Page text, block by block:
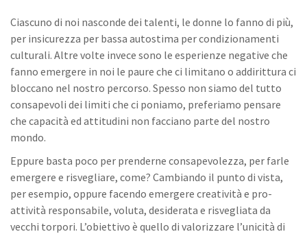
Ciascuno di noi nasconde dei talenti, le donne lo fanno di più,
per insicurezza per bassa autostima per condizionamenti
culturali. Altre volte invece sono le esperienze negative che
fanno emergere in noi le paure che ci limitano o addirittura ci
bloccano nel nostro percorso. Spesso non siamo del tutto
consapevoli dei limiti che ci poniamo, preferiamo pensare
che capacità ed attitudini non facciano parte del nostro
mondo.
Eppure basta poco per prenderne consapevolezza, per farle
emergere e risvegliare, come? Cambiando il punto di vista,
per esempio, oppure facendo emergere creatività e pro-
attività responsabile, voluta, desiderata e risvegliata da
vecchi torpori. L’obiettivo è quello di valorizzare l’unicità di